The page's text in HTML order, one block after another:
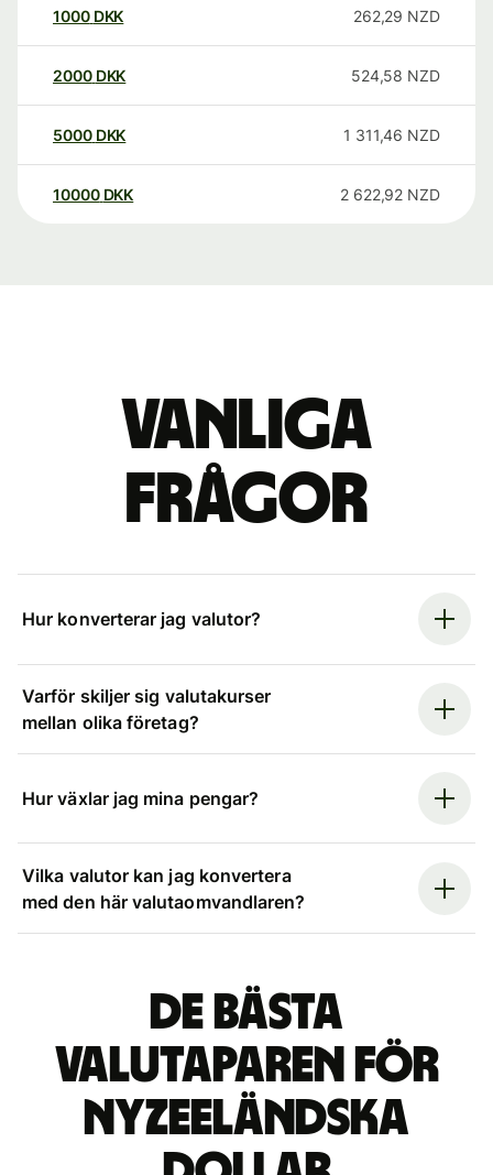
1000 DKK 262,29 NZD
2000 DKK 524,58 NZD
5000 DKK 1 311,46 NZD
10000 DKK 2 622,92 NZD
Vanliga
frågor
Hur konverterar jag valutor?
Varför skiljer sig valutakurser
mellan olika företag?
Hur växlar jag mina pengar?
Vilka valutor kan jag konvertera
med den här valutaomvandlaren?
De bästa
valutaparen för
nyzeeländska